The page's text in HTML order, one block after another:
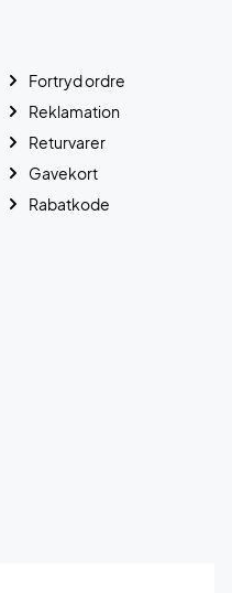
Fortryd ordre
Reklamation
Returvarer
Gavekort
Rabatkode